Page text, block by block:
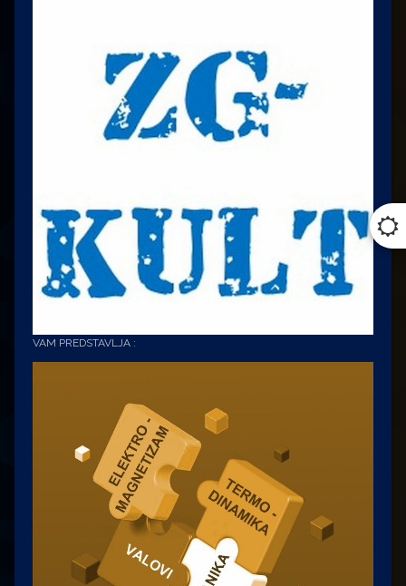
VAM PREDSTAVLJA :